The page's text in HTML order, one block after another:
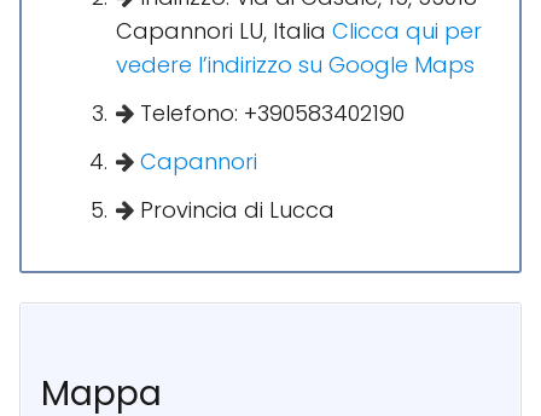
Capannori LU, Italia Clicca qui per
vedere l’indirizzo su Google Maps
Telefono: +390583402190
Capannori
Provincia di Lucca
Mappa